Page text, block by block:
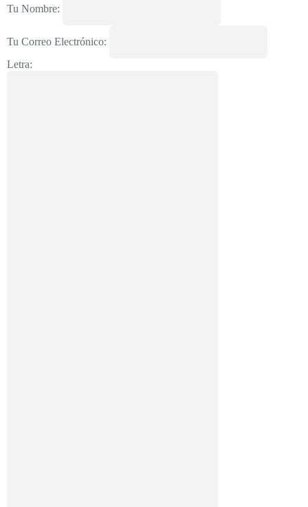
Tu Nombre:
Tu Correo Electrónico:
Letra: